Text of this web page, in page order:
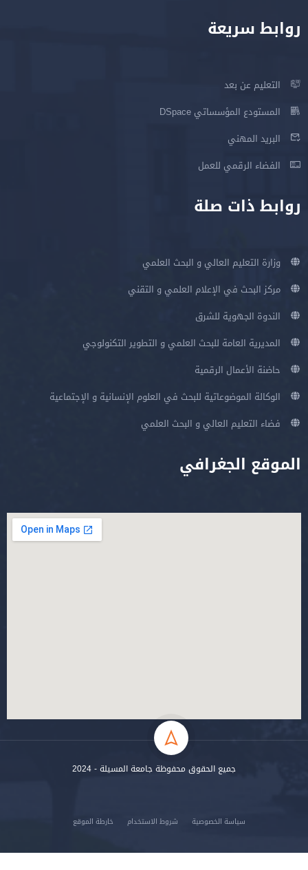
روابط سريعة
التعليم عن بعد
المستودع المؤسساتي DSpace
البريد المهني
الفضاء الرقمي للعمل
روابط ذات صلة
وزارة التعليم العالي و البحث العلمي
مركز البحث في الإعلام العلمي و التقني
الندوة الجهوية للشرق
المديرية العامة للبحث العلمي و التطوير التكنولوجي
حاضنة الأعمال الرقمية
الوكالة الموضوعاتية للبحث في العلوم الإنسانية و الإجتماعية
فضاء التعليم العالي و البحث العلمي
الموقع الجغرافي
جميع الحقوق محفوظة جامعة المسيلة - 2024
سياسة الخصوصية شروط الاستخدام خارطة الموقع